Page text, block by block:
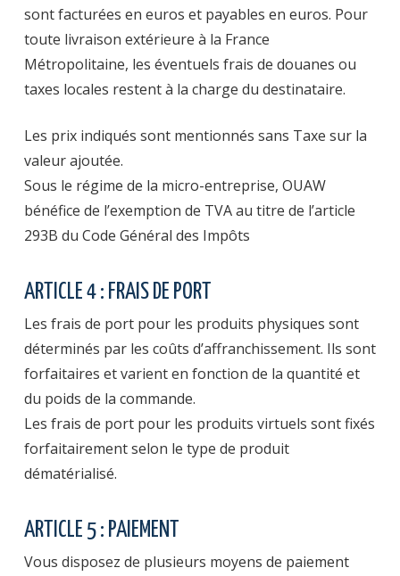
sont facturées en euros et payables en euros. Pour
toute livraison extérieure à la France
Métropolitaine, les éventuels frais de douanes ou
taxes locales restent à la charge du destinataire.
Les prix indiqués sont mentionnés sans Taxe sur la
valeur ajoutée.
Sous le régime de la micro-entreprise, OUAW
bénéfice de l’exemption de TVA au titre de l’article
293B du Code Général des Impôts
ARTICLE 4 : FRAIS DE PORT
Les frais de port pour les produits physiques sont
déterminés par les coûts d’affranchissement. Ils sont
forfaitaires et varient en fonction de la quantité et
du poids de la commande.
Les frais de port pour les produits virtuels sont fixés
forfaitairement selon le type de produit
dématérialisé.
ARTICLE 5 : PAIEMENT
Vous disposez de plusieurs moyens de paiement